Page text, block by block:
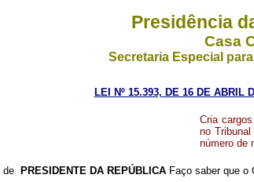
Presidência
Casa
Secretaria Especial
LEI Nº 15.393, DE 16 DE ABRIL
Cria
no
número de
PRESIDENTE DA REPÚBLICAFaço saber que o